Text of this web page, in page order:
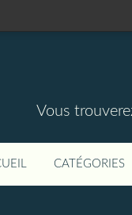
Vous
CATÉGORIES